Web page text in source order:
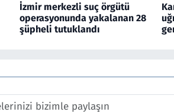
İzmir merkezli suç örgütü
operasyonunda yakalanan 28
şüpheli tutuklandı